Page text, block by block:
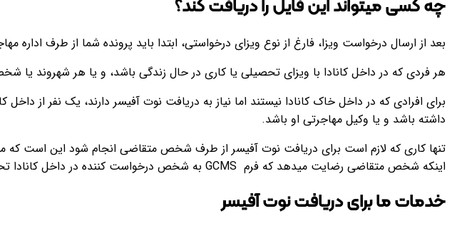
چه کسی میتواند این فایل را دریافت کند؟
بعد از ارسال درخواست ویزا، فارغ از نوع ویزای درخواستی، ابتدا باید پرونده شما از طرف
هر فردی که در داخل کانادا با ویزای تحصیلی یا کاری در حال زندگی باشد، و یا هر شهروند یا
برای افرادی که در داخل خاک کانادا نیستند اما نیاز به دریافت نوت آفیسر دارند، یک نفر از
داشته باشد و یا وکیل مهاجرتی او باشد.
اینکه شخص متقاضی رضایت میدهد که فرم GCMS به شخص درخواست کننده در داخل کانادا تحویل داده شود.
خدمات ما برای دریافت نوت آفیسر